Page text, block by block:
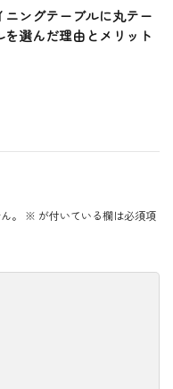
ニングテーブルに丸テー
を選んだ理由とメリット
。 ※ が付いている欄は必須項